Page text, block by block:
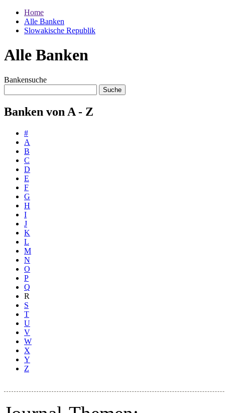
Home
Alle Banken
Slowakische Republik
Alle Banken
Bankensuche
Banken von A - Z
#
A
B
C
D
E
F
G
H
I
J
K
L
M
N
O
P
Q
R
S
T
U
V
W
X
Y
Z